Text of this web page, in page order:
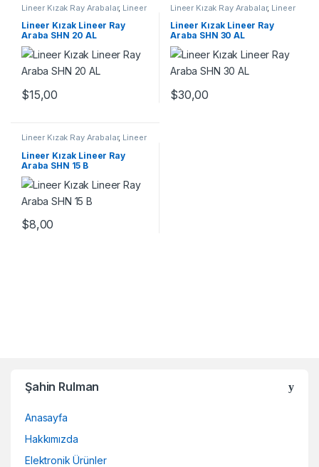
Lineer Kızak Ray Arabalar, Lineer
Ray Araba SHN AL Serisi
Mekanik Ürünler
Lineer Kızak Lineer Ray
Araba SHN 20 AL
$15,00
Lineer Kızak Ray Arabalar, Lineer
Ray Araba SHN AL Serisi
Mekanik Ürünler
Lineer Kızak Lineer Ray
Araba SHN 30 AL
$30,00
Lineer Kızak Ray Arabalar, Lineer
Ürünler
Lineer Kızak Lineer Ray
Araba SHN 15 B
$8,00
Şahin Rulman
Anasayfa
Hakkımızda
Elektronik Ürünler